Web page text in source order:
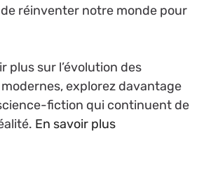
réinventer notre monde pour
plus sur l’évolution des
explorez davantage
fiction qui continuent de
En savoir plus